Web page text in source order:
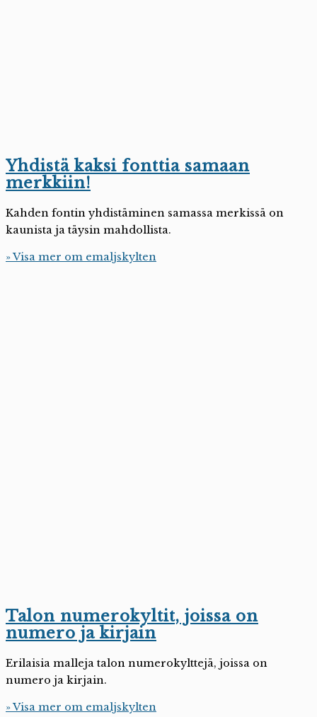
Yhdistä kaksi fonttia samaan
merkkiin!
Kahden fontin yhdistäminen samassa merkissä on
kaunista ja täysin mahdollista.
» Visa mer om emaljskylten
Talon numerokyltit, joissa on
numero ja kirjain
Erilaisia malleja talon numerokylttejä, joissa on
numero ja kirjain.
» Visa mer om emaljskylten